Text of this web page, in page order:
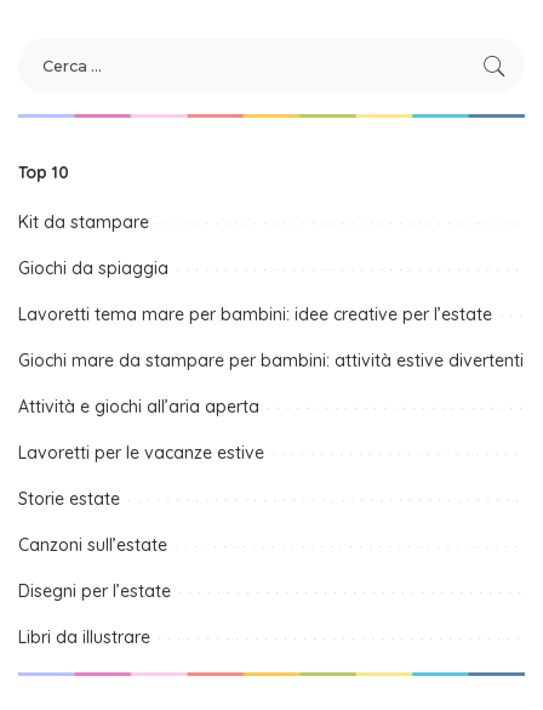
Top 10
Kit da stampare
Giochi da spiaggia
Lavoretti tema mare per bambini: idee creative per l’estate
Giochi mare da stampare per bambini: attività estive divertenti
Attività e giochi all’aria aperta
Lavoretti per le vacanze estive
Storie estate
Canzoni sull’estate
Disegni per l’estate
Libri da illustrare